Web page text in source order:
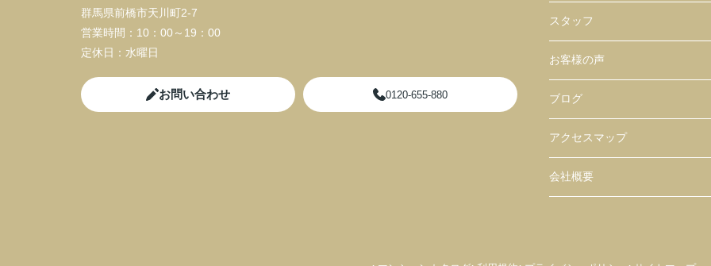
群馬県前橋市天川町2-7
営業時間： 10：00～19：00
定休日： 水曜日
お問い合わせ 0120-655-880
スタッフ
お客様の声
ブログ
アクセスマップ
会社概要